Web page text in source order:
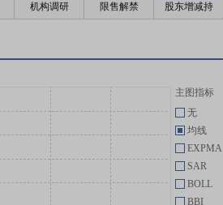
机构调研 限售解禁 股东增减持
主图指标
无
均线
EXPMA
SAR
BOLL
BBI